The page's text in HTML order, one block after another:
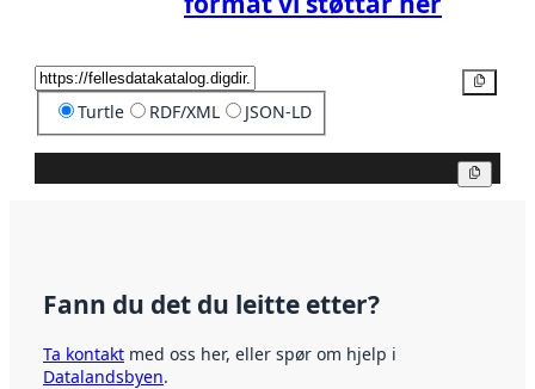
Turtle RDF/XML JSON-LD
Fann du det du leitte etter?
Ta kontakt med oss her, eller spør om hjelp i
Datalandsbyen.